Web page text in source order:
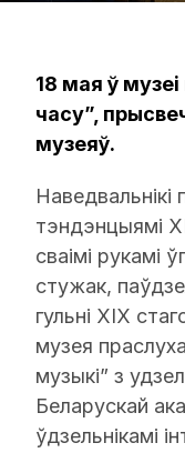
18 мая ў
часу”,
музеяў.
Наведвальнікі
тэндэнцыямі
сваімі рукамі
стужак,
гульні XIX
музея
музыкі” з
Беларускай
ўдзельнікамі